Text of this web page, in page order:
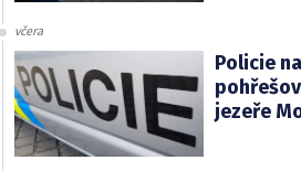
včera
Policie
jezeře